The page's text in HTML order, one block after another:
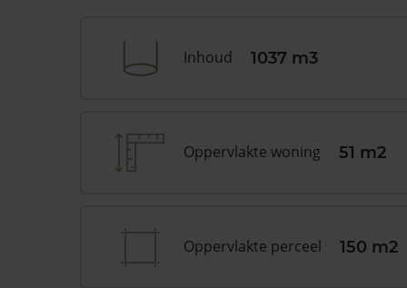
Inhoud 1037 m3
Oppervlakte woning 51 m2
Oppervlakte perceel 150 m2